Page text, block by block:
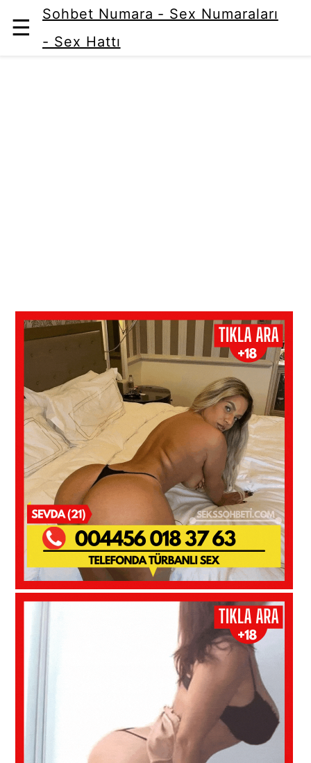
☰
Sohbet Numara - Sex Numaraları
- Sex Hattı